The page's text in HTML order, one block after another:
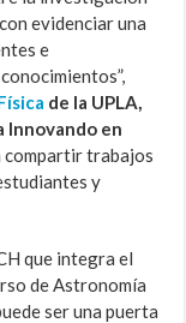
evidenciar una
e
de la UPLA,
Innovando en
compartir trabajos
y
que integra el
de Astronomía
ser una puerta